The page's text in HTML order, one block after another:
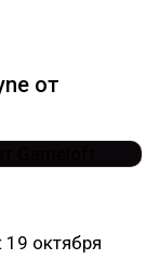
от
октября